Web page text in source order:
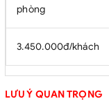
phòng
3.450.000đ/khách
LƯU Ý QUAN TRỌNG